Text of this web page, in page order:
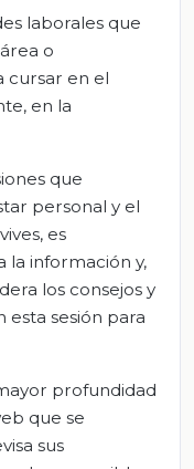
laborales que
o
cursar en el
en la
que
personal y el
es
información y,
los consejos y
sesión para
profundidad
que se
sus